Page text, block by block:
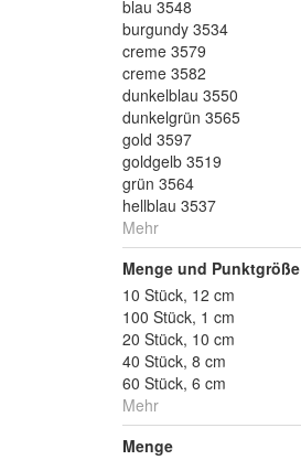
blau 3548
burgundy 3534
creme 3579
creme 3582
dunkelblau 3550
dunkelgrün 3565
gold 3597
goldgelb 3519
grün 3564
hellblau 3537
Mehr
Menge und Punktgröße
10 Stück, 12 cm
100 Stück, 1 cm
20 Stück, 10 cm
40 Stück, 8 cm
60 Stück, 6 cm
Mehr
Menge